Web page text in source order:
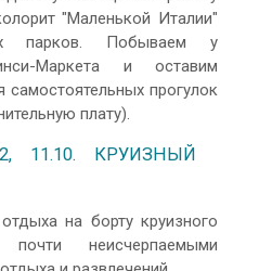
"Маленькой Италии"
парков. Побываем у
Маркета и оставим
прогулок
плату).
КРУИЗНЫЙ
на борту круизного
неисчерпаемыми